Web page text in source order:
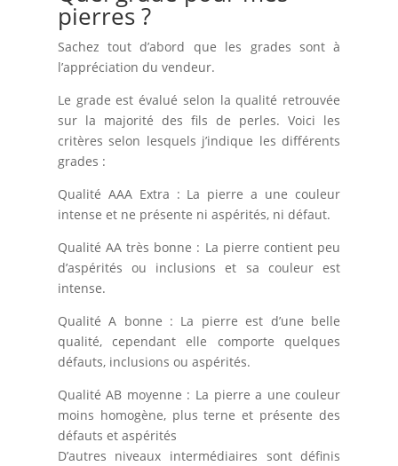
pierres ?
Sachez tout d’abord que les grades sont à
l’appréciation du vendeur.
Le grade est évalué selon la qualité retrouvée
sur la majorité des fils de perles. Voici les
critères selon lesquels j’indique les différents
grades :
Qualité AAA Extra : La pierre a une couleur
intense et ne présente ni aspérités, ni défaut.
Qualité AA très bonne : La pierre contient peu
d’aspérités ou inclusions et sa couleur est
intense.
Qualité A bonne : La pierre est d’une belle
qualité, cependant elle comporte quelques
défauts, inclusions ou aspérités.
Qualité AB moyenne : La pierre a une couleur
moins homogène, plus terne et présente des
défauts et aspérités
D’autres niveaux intermédiaires sont définis